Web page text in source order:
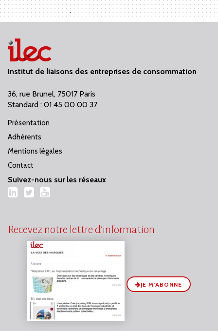
Institut de liaisons des entreprises de consommation
36, rue Brunel, 75017 Paris
Standard : 01 45 00 00 37
Présentation
Adhérents
Mentions légales
Contact
Suivez-nous sur les réseaux
LinkedIn
TwitterYouTube
Recevez notre lettre d’information
JE M’ABONNE